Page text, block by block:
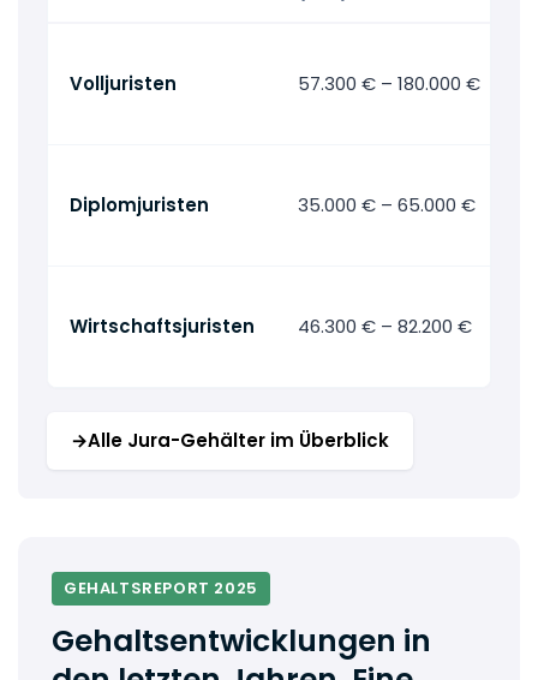
Volljuristen 57.300 € – 180.000 €
Diplomjuristen 35.000 € – 65.000 €
Wirtschaftsjuristen 46.300 € – 82.200 €
→Alle Jura-Gehälter im Überblick
GEHALTSREPORT 2025
Gehaltsentwicklungen in